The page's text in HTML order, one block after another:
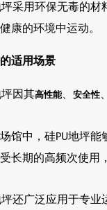
采用环保无毒的材
康的环境中运动。
适用场景
因其高性能 安全性
馆中，硅PU地坪能
长期的高频次使用
还广泛应用于专业